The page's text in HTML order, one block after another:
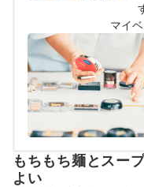
マイ
もちもち麺とスー
よい